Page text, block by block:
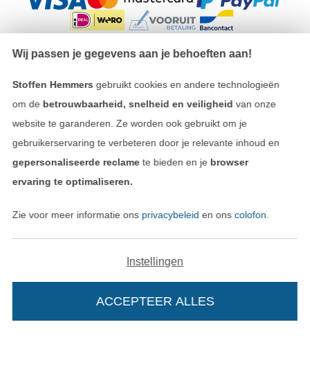
Onze transporteurs
Colofon
Wissel naar de Duitse shop
Wij passen je gegevens aan je behoeften aan!
Stoffen Hemmers gebruikt cookies en andere technologieën
om de betrouwbaarheid, snelheid en veiligheid van onze
website te garanderen. Ze worden ook gebruikt om je
gebruikerservaring te verbeteren door je relevante inhoud en
gepersonaliseerde reclamete bieden en je browser
ervaring te optimaliseren.
Zie voor meer informatie ons privacybeleid en ons colofon
Instellingen
ACCEPTEER ALLES